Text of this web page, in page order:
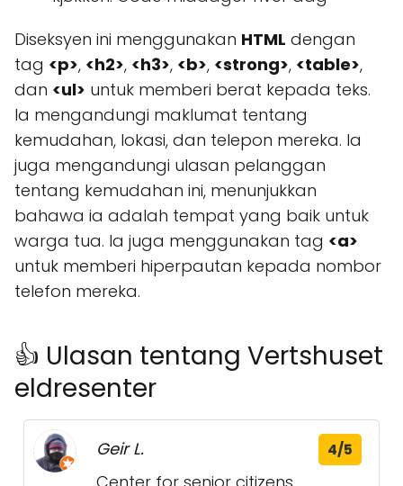
Diseksyen ini menggunakan HTML dengan
tag <p>, <h2>, <h3>, <b>, <strong>, <table>,
dan <ul> untuk memberi berat kepada teks.
Ia mengandungi maklumat tentang
kemudahan, lokasi, dan telepon mereka. Ia
juga mengandungi ulasan pelanggan
tentang kemudahan ini, menunjukkan
bahawa ia adalah tempat yang baik untuk
warga tua. Ia juga menggunakan tag <a>
untuk memberi hiperpautan kepada nombor
telefon mereka.
👍 Ulasan tentang Vertshuset
eldresenter
Geir L. 4/5